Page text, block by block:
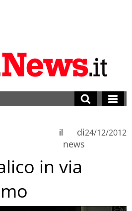
di
news
il 24/12/2012
in via